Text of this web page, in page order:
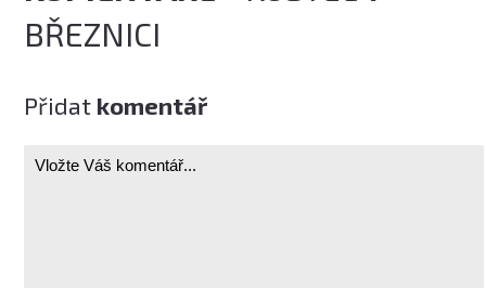
BŘEZNICI
Přidat komentář